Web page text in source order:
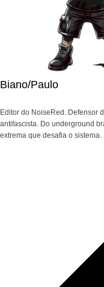
Biano/Paulo
Editor do NoiseRed. Defensor
antifascista. Do underground
extrema que desafia o sistema.